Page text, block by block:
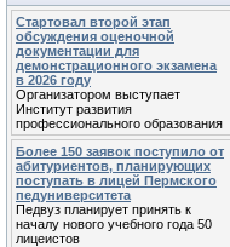
Стартовал второй этап
обсуждения оценочной
документации для
демонстрационного экзамена
в 2026 году
Организатором выступает
Институт развития
профессионального образования
Более 150 заявок поступило от
абитуриентов, планирующих
поступать в лицей Пермского
педуниверситета
Педвуз планирует принять к
началу нового учебного года 50
лицеистов